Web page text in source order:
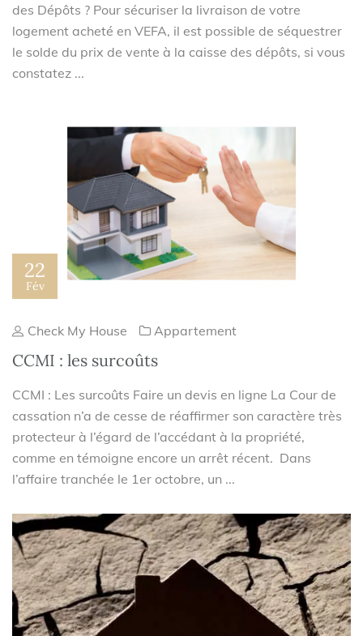
des Dépôts ? Pour sécuriser la livraison de votre
logement acheté en VEFA, il est possible de séquestrer
le solde du prix de vente à la caisse des dépôts, si vous
constatez ...
22
Fév
Check My House Appartement
CCMI : les surcoûts
CCMI : Les surcoûts Faire un devis en ligne La Cour de
cassation n’a de cesse de réaffirmer son caractère très
protecteur à l’égard de l’accédant à la propriété,
comme en témoigne encore un arrêt récent. Dans
l’affaire tranchée le 1er octobre, un ...